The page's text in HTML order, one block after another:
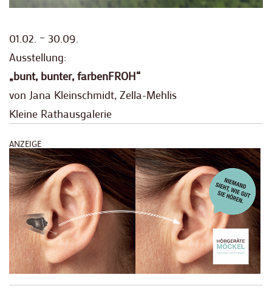
01.02. – 30.09.
Ausstellung:
„bunt, bunter, farbenFROH“
von Jana Kleinschmidt, Zella-Mehlis
Kleine Rathausgalerie
ANZEIGE